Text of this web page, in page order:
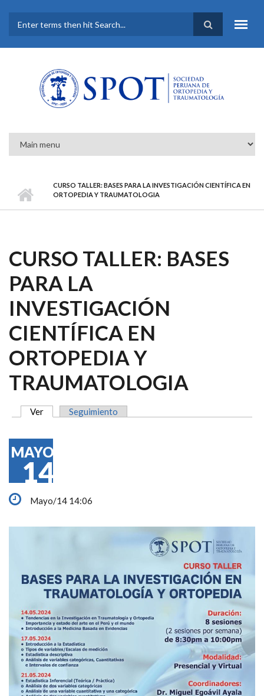
FORMULARIO DE
BÚSQUEDA
CURSO TALLER: BASES PARA LA INVESTIGACIÓN CIENTÍFICA EN
ORTOPEDIA Y TRAUMATOLOGIA
CURSO TALLER: BASES
PARA LA
INVESTIGACIÓN
CIENTÍFICA EN
ORTOPEDIA Y
TRAUMATOLOGIA
Ver (solapa activa)
Seguimiento
MAYO
14
Mayo/14 14:06